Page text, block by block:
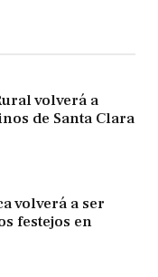
volverá a
de Santa Clara
volverá a ser
festejos en